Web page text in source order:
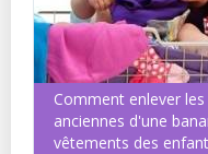
Comment enlever
anciennes d'une
vêtements des